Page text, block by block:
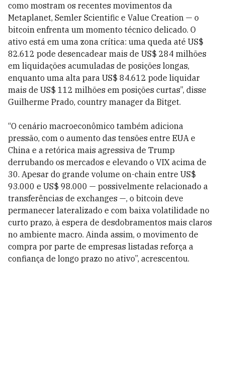
como mostram os recentes movimentos da
Metaplanet, Semler Scientific e Value Creation — o
bitcoin enfrenta um momento técnico delicado. O
ativo está em uma zona crítica: uma queda até US$
82.612 pode desencadear mais de US$ 284 milhões
em liquidações acumuladas de posições longas,
enquanto uma alta para US$ 84.612 pode liquidar
mais de US$ 112 milhões em posições curtas”, disse
Guilherme Prado, country manager da Bitget.
“O cenário macroeconômico também adiciona
pressão, com o aumento das tensões entre EUA e
China e a retórica mais agressiva de Trump
derrubando os mercados e elevando o VIX acima de
30. Apesar do grande volume on-chain entre US$
93.000 e US$ 98.000 — possivelmente relacionado a
transferências de exchanges —, o bitcoin deve
permanecer lateralizado e com baixa volatilidade no
curto prazo, à espera de desdobramentos mais claros
no ambiente macro. Ainda assim, o movimento de
compra por parte de empresas listadas reforça a
confiança de longo prazo no ativo”, acrescentou.